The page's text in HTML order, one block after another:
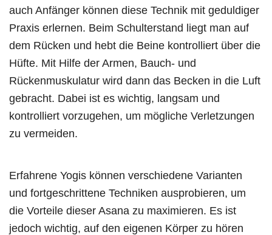
auch Anfänger können diese Technik mit geduldiger
Praxis erlernen. Beim Schulterstand liegt man auf
dem Rücken und hebt die Beine kontrolliert über die
Hüfte. Mit Hilfe der Armen, Bauch- und
Rückenmuskulatur wird dann das Becken in die Luft
gebracht. Dabei ist es wichtig, langsam und
kontrolliert vorzugehen, um mögliche Verletzungen
zu vermeiden.
Erfahrene Yogis können verschiedene Varianten
und fortgeschrittene Techniken ausprobieren, um
die Vorteile dieser Asana zu maximieren. Es ist
jedoch wichtig, auf den eigenen Körper zu hören